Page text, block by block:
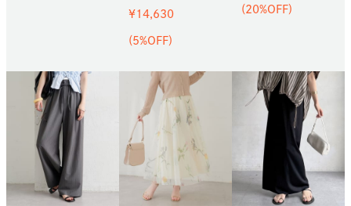
¥14,630
(5%OFF)
(20%OFF)